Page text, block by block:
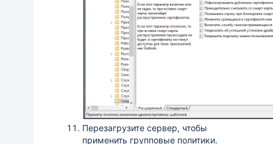
Перезагрузите сервер, чтобы
применить групповые политики.